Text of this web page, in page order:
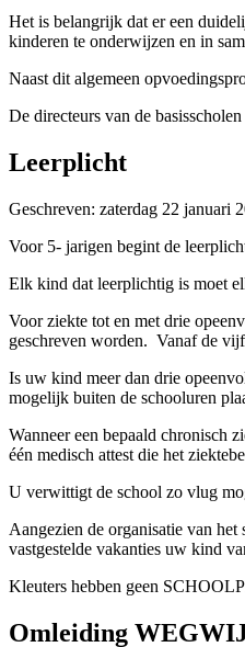
Het is belangrijk dat er een
kinderen te onderwijzen en in
Naast dit algemeen
De directeurs van de
Leerplicht
Geschreven: zaterdag 22 januari
Voor 5- jarigen begint de
Elk kind dat leerplichtig is moet
Voor ziekte tot en met drie
geschreven worden. Vanaf de
Is uw kind meer dan drie
mogelijk buiten de schooluren
Wanneer een bepaald chronisch
één medisch attest die het
U verwittigt de school zo vlug
Aangezien de organisatie van
vastgestelde vakanties uw kind
Kleuters hebben geen
Omleiding